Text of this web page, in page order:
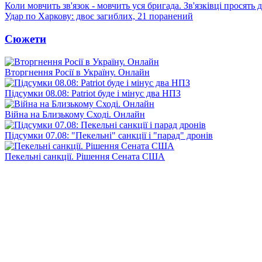
Коли мовчить зв'язок - мовчить уся бригада. Зв'язківці просять
Удар по Харкову: двоє загиблих, 21 поранений
Сюжети
Вторгнення Росії в Україну. Онлайн
Підсумки 08.08: Patriot буде і мінус два НПЗ
Війна на Близькому Сході. Онлайн
Підсумки 07.08: "Пекельні" санкції і "парад" дронів
Пекельні санкції. Рішення Сената США